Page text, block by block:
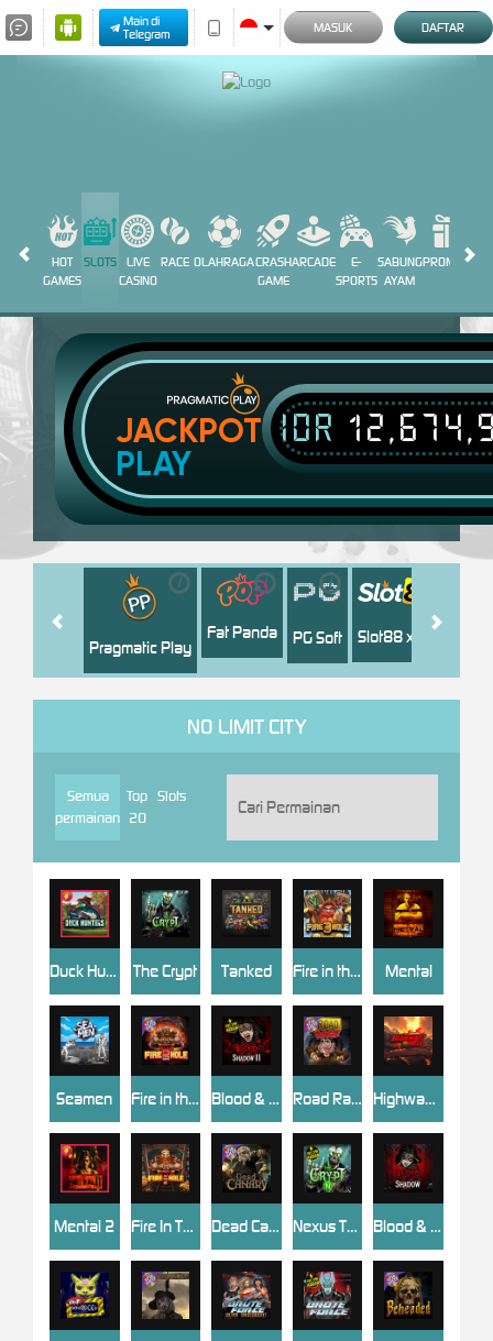
Main di
Telegram
MASUK DAFTAR
HOT
GAMES
SLOTS
LIVE
CASINO
RACE OLAHRAGACRASH
GAME
ARCADE
E-
SPORTS
SABUNG
AYAM
PROMOSI
JACKPOT
PLAY
IDR
i
Pragmatic Play
i
Fat Panda
i
PG Soft Slot88 x PP
NO LIMIT CITY
Semua
permainan
Top
20
Slots
Seamen
Duck Hunters Fire in the Hole 3
Highway to Hell
Mental 2 Blood & Shadow
Blood & Shadow 2
Mental
The Crypt
Nexus The Crypt
Fire in the Hole 2
Tanked
Fire In The Hole xBomb
Road Rage
Dead Canary